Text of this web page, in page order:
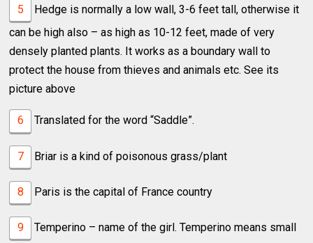
5
Hedge is normally a low wall, 3-6 feet tall, otherwise it
can be high also – as high as 10-12 feet, made of very
densely planted plants. It works as a boundary wall to
protect the house from thieves and animals etc. See its
picture above
6 Translated for the word “Saddle”.
7 Briar is a kind of poisonous grass/plant
8 Paris is the capital of France country
9
Temperino – name of the girl. Temperino means small